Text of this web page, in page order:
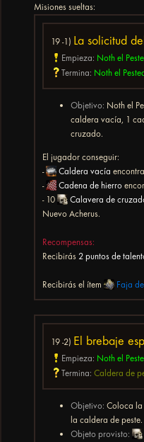
Misiones sueltas:
19 -1) La solicitud
Empieza: Noth el
Termina: Noth el
Objetivo: Noth el
caldera vacía, 1
cruzado.
El jugador conseguir:
-
Caldera vacía
-
Cadena de hierro
- 10
Calavera de
Nuevo Acherus.
Recompensas:
Recibirás 2 puntos de
Recibirás el ítem Faja
19 -2) El brebaje
Empieza: Noth el
Termina: Caldera de
Objetivo: Coloca la
la caldera de peste.
Objeto provisto: